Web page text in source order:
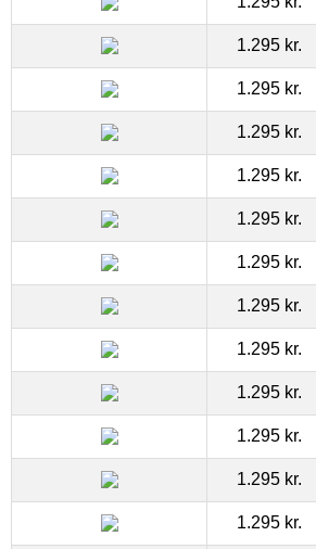
1.295 kr.
1.295 kr.
1.295 kr.
1.295 kr.
1.295 kr.
1.295 kr.
1.295 kr.
1.295 kr.
1.295 kr.
1.295 kr.
1.295 kr.
1.295 kr.